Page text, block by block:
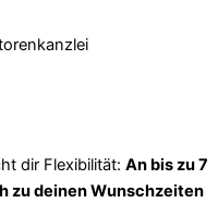
dir Flexibilität: An bis zu 7
zu deinen Wunschzeiten